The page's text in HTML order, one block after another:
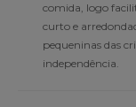
comida, logo
curto e
pequeninas das
independência.